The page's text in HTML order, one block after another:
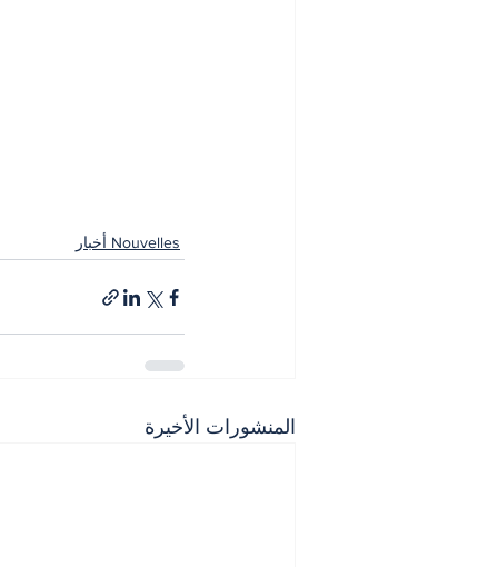
Nouvelles أخبار
المنشورات الأخيرة